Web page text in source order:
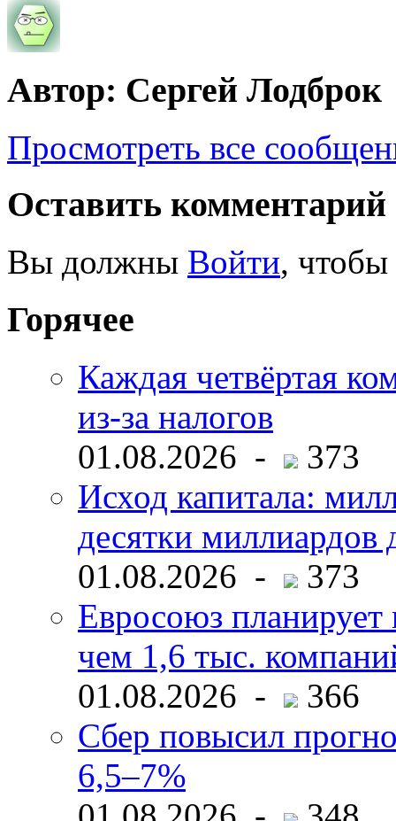
Автор: Сергей Лодброк
Просмотреть все
Оставить комментарий
Вы должны Войти, чтобы
Горячее
Каждая четвёртая
из-за налогов
01.08.2026 -
373
Исход капитала:
десятки миллиардов
01.08.2026 -
373
Евросоюз планирует
чем 1,6 тыс.
01.08.2026 -
366
Сбер повысил
6,5–7%